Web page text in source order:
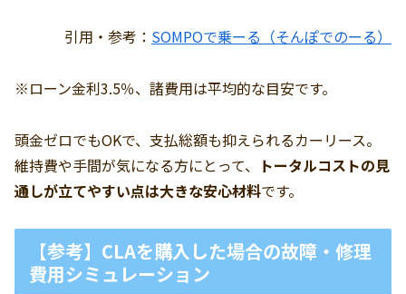
引用・参考： SOMPOで乗ーる（そんぽでのーる）
※ローン金利3.5％、諸費用は平均的な目安です。
頭金ゼロでもOKで、支払総額も抑えられるカーリース。
維持費や手間が気になる方にとって、
トータルコストの見
通しが立てやすい点は大きな安心材料です。
【参考】CLAを購入した場合の故障・修理
費用シミュレーション